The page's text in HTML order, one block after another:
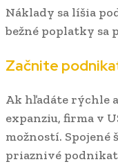
Náklady sa líšia
bežné poplatky sa
Začnite
Ak hľadáte rýchle
expanziu, firma v
možností.
priaznivé